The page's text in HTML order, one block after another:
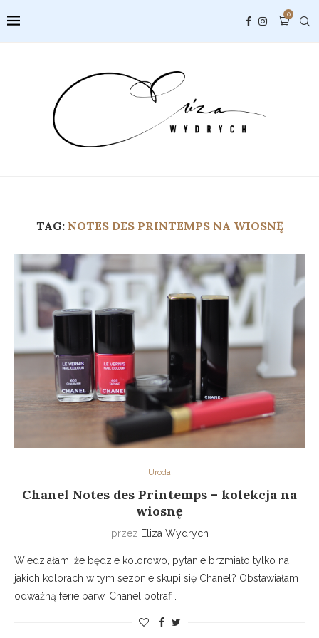
0
TAG: NOTES DES PRINTEMPS NA WIOSNĘ
Uroda
Chanel Notes des Printemps – kolekcja na
wiosnę
przez Eliza Wydrych
Wiedziałam, że będzie kolorowo, pytanie brzmiało tylko na
jakich kolorach w tym sezonie skupi się Chanel? Obstawiałam
odważną ferie barw. Chanel potrafi…